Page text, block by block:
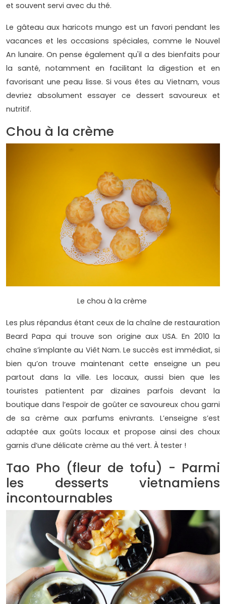
et souvent servi avec du thé.
Le gâteau aux haricots mungo est un favori pendant les
vacances et les occasions spéciales, comme le Nouvel
An lunaire. On pense également qu'il a des bienfaits pour
la santé, notamment en facilitant la digestion et en
favorisant une peau lisse. Si vous êtes au Vietnam, vous
devriez absolument essayer ce dessert savoureux et
nutritif.
Chou à la crème
Le chou à la crème
Les plus répandus étant ceux de la chaîne de restauration
Beard Papa qui trouve son origine aux USA. En 2010 la
chaîne s’implante au Viêt Nam. Le succès est immédiat, si
bien qu’on trouve maintenant cette enseigne un peu
partout dans la ville. Les locaux, aussi bien que les
touristes patientent par dizaines parfois devant la
boutique dans l’espoir de goûter ce savoureux chou garni
de sa crème aux parfums enivrants. L’enseigne s’est
adaptée aux goûts locaux et propose ainsi des choux
garnis d’une délicate crème au thé vert. À tester !
Tao Pho (fleur de tofu) - Parmi
les desserts vietnamiens
incontournables